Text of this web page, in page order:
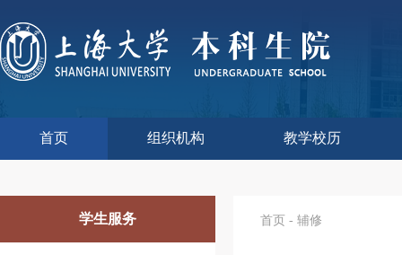
首页 组织机构 教学校历
学生服务 首页 - 辅修